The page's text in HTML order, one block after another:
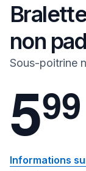
non
Sous-poitrine
599
Informations